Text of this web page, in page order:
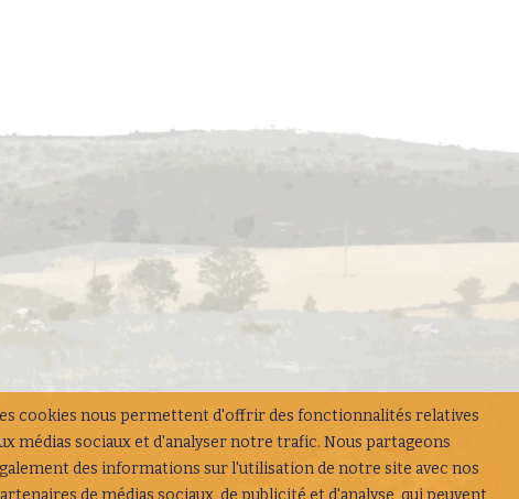
cookies nous permettent d'offrir des fonctionnalités relatives
médias sociaux et d'analyser notre trafic. Nous partageons
des informations sur l'utilisation de notre site avec nos
de médias sociaux, de publicité et d'analyse, qui peuvent